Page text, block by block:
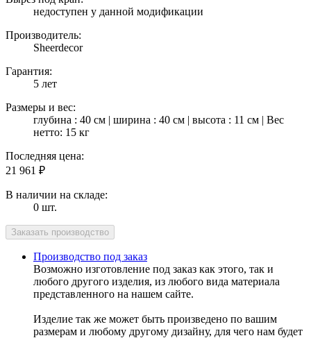
недоступен у данной модификации
Производитель:
Sheerdecor
Гарантия:
5 лет
Размеры и вес:
глубина : 40 см | ширина : 40 см | высота : 11 см | Вес
нетто: 15 кг
Последняя цена:
21 961 ₽
В наличии на складе:
0 шт.
Производство под заказ
Возможно изготовление под заказ как этого, так и
любого другого изделия, из любого вида материала
представленного на нашем сайте.
Изделие так же может быть произведено по вашим
размерам и любому другому дизайну, для чего нам будет